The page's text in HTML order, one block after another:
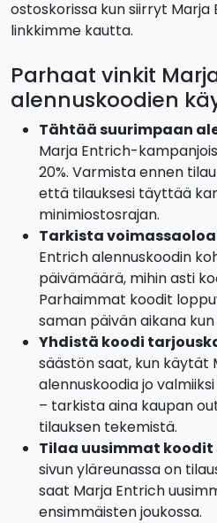
ostoskorissa kun siirryt Marja
linkkimme kautta.
Parhaat vinkit
alennuskoodien
Tähtää suurimpaan
Marja Entrich-
20%. Varmista ennen
että tilauksesi täyttää
minimiostosrajan.
Tarkista
Entrich alennuskoodin
päivämäärä, mihin asti
Parhaimmat koodit
saman päivän aikana
Yhdistä koodi
säästön saat, kun käytät
alennuskoodia jo
– tarkista aina kaupan
tilauksen tekemistä.
Tilaa uusimmat
sivun yläreunassa on
saat Marja Entrich
ensimmäisten joukossa.